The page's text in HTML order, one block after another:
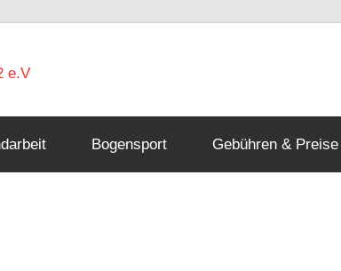
Rielasingen
Bogensport Gebühren & Preise